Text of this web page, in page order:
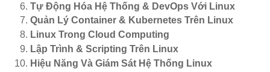
Tự Động Hóa Hệ Thống & DevOps Với Linux
Quản Lý Container & Kubernetes Trên Linux
Linux Trong Cloud Computing
Lập Trình & Scripting Trên Linux
Hiệu Năng Và Giám Sát Hệ Thống Linux